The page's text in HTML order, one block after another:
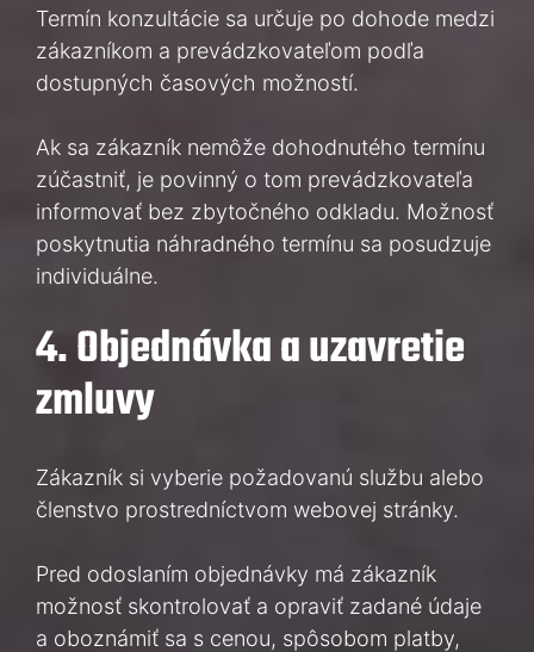
Termín konzultácie sa určuje po dohode medzi
zákazníkom a prevádzkovateľom podľa
dostupných časových možností.
Ak sa zákazník nemôže dohodnutého termínu
zúčastniť, je povinný o tom prevádzkovateľa
informovať bez zbytočného odkladu. Možnosť
poskytnutia náhradného termínu sa posudzuje
individuálne.
4. Objednávka a uzavretie
zmluvy
Zákazník si vyberie požadovanú službu alebo
členstvo prostredníctvom webovej stránky.
Pred odoslaním objednávky má zákazník
možnosť skontrolovať a opraviť zadané údaje
a oboznámiť sa s cenou, spôsobom platby,